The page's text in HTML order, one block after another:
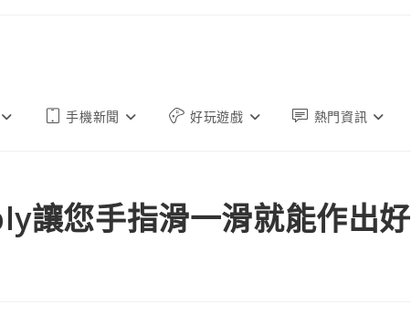
手機新聞 好玩遊戲 熱門資訊
讓您手指滑一滑就能作出好